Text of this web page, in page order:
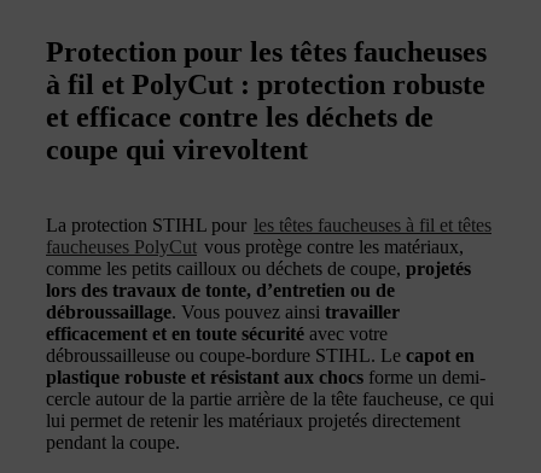
Protection pour les têtes faucheuses
à fil et PolyCut : protection robuste
et efficace contre les déchets de
coupe qui virevoltent
La protection STIHL pour les têtes faucheuses à fil et têtes
faucheuses PolyCut vous protège contre les matériaux,
comme les petits cailloux ou déchets de coupe, projetés
lors des travaux de tonte, d’entretien ou de
débroussaillage. Vous pouvez ainsi travailler
efficacement et en toute sécurité avec votre
débroussailleuse ou coupe-bordure STIHL. Le capot en
plastique robuste et résistant aux chocs forme un demi-
cercle autour de la partie arrière de la tête faucheuse, ce qui
lui permet de retenir les matériaux projetés directement
pendant la coupe.